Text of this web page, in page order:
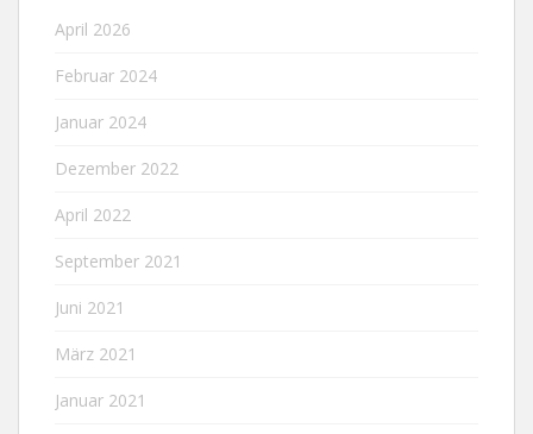
April 2026
Februar 2024
Januar 2024
Dezember 2022
April 2022
September 2021
Juni 2021
März 2021
Januar 2021